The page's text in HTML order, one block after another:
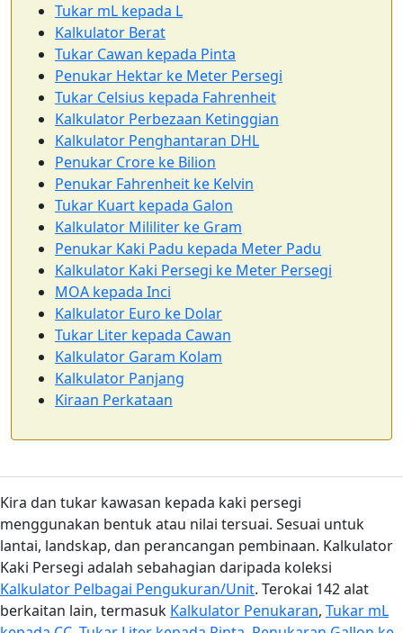
Tukar mL kepada L
Kalkulator Berat
Tukar Cawan kepada Pinta
Penukar Hektar ke Meter Persegi
Tukar Celsius kepada Fahrenheit
Kalkulator Perbezaan Ketinggian
Kalkulator Penghantaran DHL
Penukar Crore ke Bilion
Penukar Fahrenheit ke Kelvin
Tukar Kuart kepada Galon
Kalkulator Mililiter ke Gram
Penukar Kaki Padu kepada Meter Padu
Kalkulator Kaki Persegi ke Meter Persegi
MOA kepada Inci
Kalkulator Euro ke Dolar
Tukar Liter kepada Cawan
Kalkulator Garam Kolam
Kalkulator Panjang
Kiraan Perkataan
Kira dan tukar kawasan kepada kaki persegi
menggunakan bentuk atau nilai tersuai. Sesuai untuk
lantai, landskap, dan perancangan pembinaan. Kalkulator
Kaki Persegi adalah sebahagian daripada koleksi
Kalkulator Pelbagai Pengukuran/Unit. Terokai 142 alat
berkaitan lain, termasuk Kalkulator Penukaran, Tukar mL